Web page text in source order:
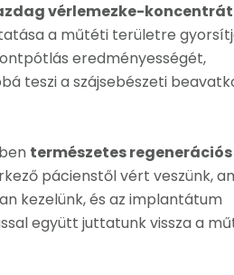
vérlemezke-
a műtéti területre
eredményességét,
teszi a szájsebészeti
természetes regenerációs
pácienstől vért veszünk,
kezelünk, és az implantátum
együtt juttatunk vissza a